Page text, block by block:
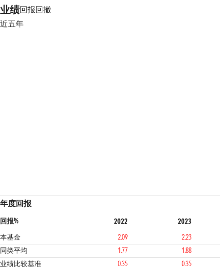
业绩回报回撤
近五年
年度回报
回报% 2022
2023
本基金
2.09
2.23
同类平均
1.77
1.88
业绩比较基准
0.35 0.35